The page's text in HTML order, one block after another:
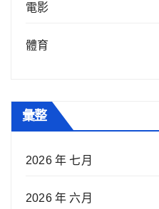
電影
體育
彙整
2026 年 七月
2026 年 六月